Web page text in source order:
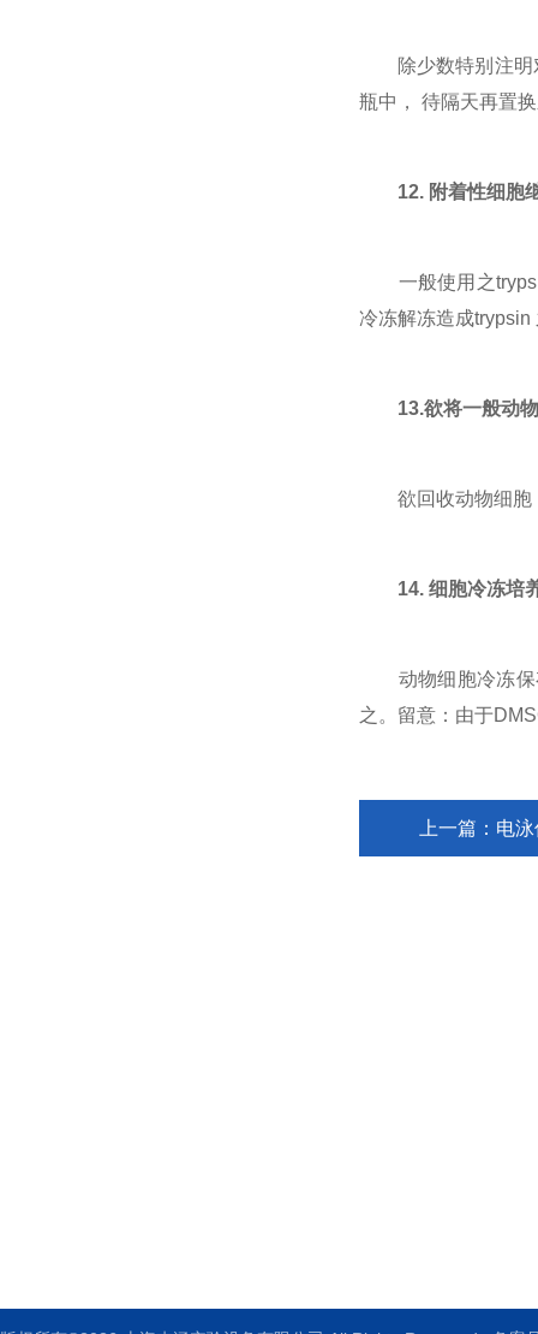
除少数特别注明对
瓶中， 待隔天再置
12. 附着性细胞
一般使用之
冷冻解冻造成trypsin
13.欲将一般动
欲回收动物细胞，
14. 细胞冷冻培
动物细胞冷冻保存
之。留意：由于
上一篇： 电